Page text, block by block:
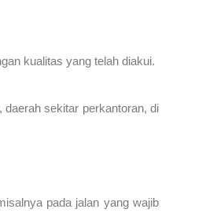
kualitas yang telah diakui.
sekitar perkantoran, di
pada jalan yang wajib